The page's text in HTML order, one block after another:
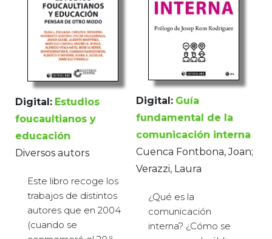
Digital: Estudios
foucaultianos y
educación
Diversos autors
Este libro recoge los
trabajos de distintos
autores que en 2004
(cuando se
Digital: Guía
fundamental de la
comunicación interna
Cuenca Fontbona, Joan;
Verazzi, Laura
¿Qué es la
comunicación
interna? ¿Cómo se